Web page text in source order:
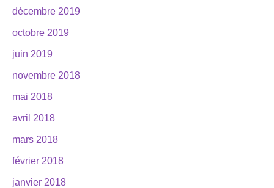
décembre 2019
octobre 2019
juin 2019
novembre 2018
mai 2018
avril 2018
mars 2018
février 2018
janvier 2018